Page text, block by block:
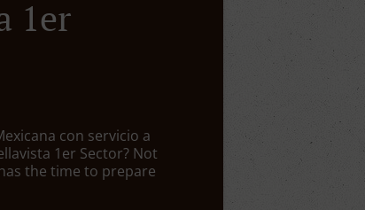
1er
con servicio a
1er Sector? Not
the time to prepare